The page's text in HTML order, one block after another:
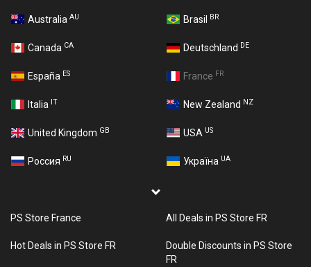
Australia AU Brasil BR
Canada CA Deutschland DE
España ES France FR
Italia IT New Zealand NZ
United Kingdom GB USA US
Россия RU Україна UA
PS Store France All Deals in PS Store FR
Hot Deals in PS Store FR
Double Discounts in PS Store
FR